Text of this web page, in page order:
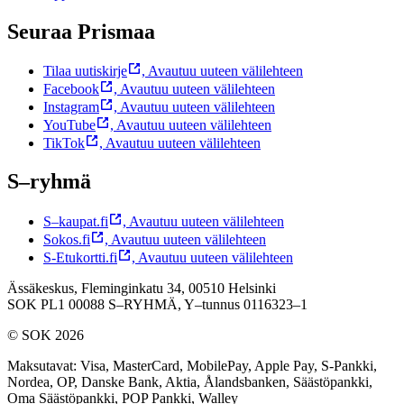
Seuraa Prismaa
Tilaa uutiskirje , Avautuu uuteen välilehteen
Facebook
, Avautuu uuteen välilehteen
Instagram
, Avautuu uuteen välilehteen
YouTube
, Avautuu uuteen välilehteen
TikTok
, Avautuu uuteen välilehteen
S–ryhmä
S–kaupat.fi , Avautuu uuteen välilehteen
Sokos.fi
, Avautuu uuteen välilehteen
S-Etukortti.fi
, Avautuu uuteen välilehteen
Ässäkeskus, Fleminginkatu 34, 00510 Helsinki
SOK PL1 00088 S–RYHMÄ, Y–tunnus 0116323–1
© SOK 2026
Maksutavat: Visa, MasterCard, MobilePay, Apple Pay, S-Pankki,
Nordea, OP, Danske Bank, Aktia, Ålandsbanken, Säästöpankki,
Oma Säästöpankki, POP Pankki, Walley